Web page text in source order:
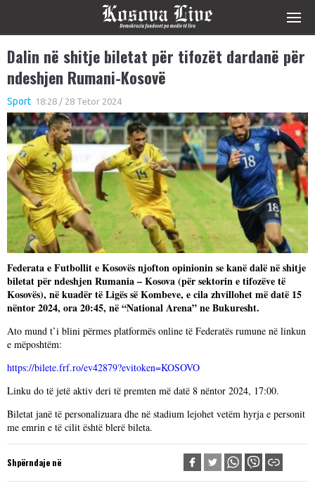
Dalin në shitje biletat për tifozët dardanë për
ndeshjen Rumani-Kosovë
Sport 18:28 / 28 Tetor 2024
Federata e Futbollit e Kosovës njofton opinionin se kanë dalë në shitje
biletat për ndeshjen Rumania – Kosova (për sektorin e tifozëve të
Kosovës), në kuadër të Ligës së Kombeve, e cila zhvillohet më datë 15
nëntor 2024, ora 20:45, në “National Arena” ne Bukuresht.
Ato mund t’i blini përmes platformës online të Federatës rumune në linkun
e mëposhtëm:
https://bilete.frf.ro/ev42879?evitoken=KOSOVO
Linku do të jetë aktiv deri të premten më datë 8 nëntor 2024, 17:00.
Biletat janë të personalizuara dhe në stadium lejohet vetëm hyrja e personit
me emrin e të cilit është blerë bileta.
Shpërndaje në